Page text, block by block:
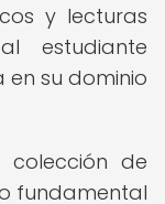
y lecturas
estudiante
su dominio
colección de
fundamental